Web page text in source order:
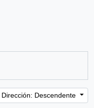
Dirección: Descendente